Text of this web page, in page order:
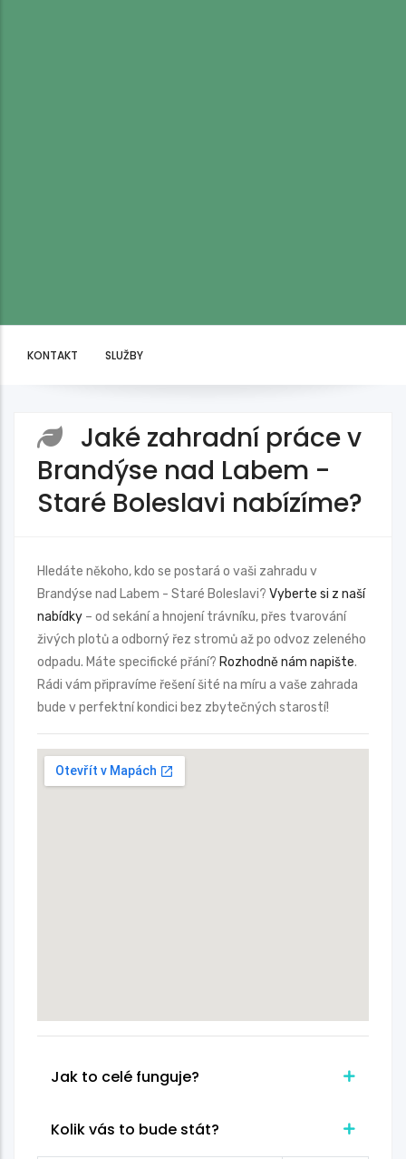
KONTAKT SLUŽBY
Jaké zahradní práce v
Brandýse nad Labem -
Staré Boleslavi nabízíme?
Hledáte někoho, kdo se postará o vaši zahradu v
Brandýse nad Labem - Staré Boleslavi? Vyberte si z naší
nabídky – od sekání a hnojení trávníku, přes tvarování
živých plotů a odborný řez stromů až po odvoz zeleného
odpadu. Máte specifické přání? Rozhodně nám napište.
Rádi vám připravíme řešení šité na míru a vaše zahrada
bude v perfektní kondici bez zbytečných starostí!
Jak to celé funguje?
Kolik vás to bude stát?